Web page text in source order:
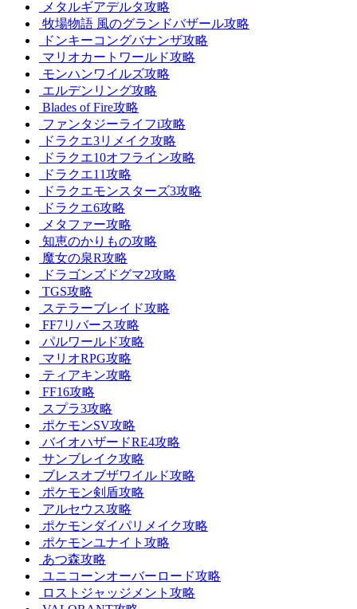
メタルギアデルタ攻略
牧場物語 風のグランドバザール攻略
ドンキーコングバナンザ攻略
マリオカートワールド攻略
モンハンワイルズ攻略
エルデンリング攻略
Blades of Fire攻略
ファンタジーライフi攻略
ドラクエ3リメイク攻略
ドラクエ10オフライン攻略
ドラクエ11攻略
ドラクエモンスターズ3攻略
ドラクエ6攻略
メタファー攻略
知恵のかりもの攻略
魔女の泉R攻略
ドラゴンズドグマ2攻略
TGS攻略
ステラーブレイド攻略
FF7リバース攻略
パルワールド攻略
マリオRPG攻略
ティアキン攻略
FF16攻略
スプラ3攻略
ポケモンSV攻略
バイオハザードRE4攻略
サンブレイク攻略
ブレスオブザワイルド攻略
ポケモン剣盾攻略
アルセウス攻略
ポケモンダイパリメイク攻略
ポケモンユナイト攻略
あつ森攻略
ユニコーンオーバーロード攻略
ロストジャッジメント攻略